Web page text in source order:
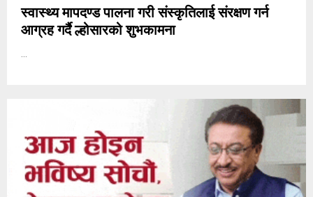
स्वास्थ्य मापदण्ड पालना गरी संस्कृतिलाई संरक्षण गर्न
आग्रह गर्दै ल्होसारको शुभकामना